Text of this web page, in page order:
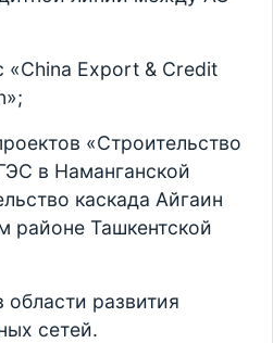
«China Export & Credit
«Строительство
в Наманганской
каскада Айгаин
районе Ташкентской
области развития
сетей.